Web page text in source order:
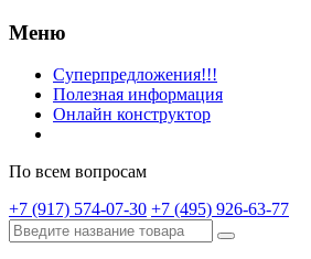
Меню
Суперпредложения!!!
Полезная информация
Онлайн конструктор
По всем вопросам
+7 (917) 574-07-30 +7 (495) 926-63-77